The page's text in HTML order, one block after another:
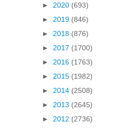
► 2020 (693)
► 2019 (846)
► 2018 (876)
► 2017 (1700)
► 2016 (1763)
► 2015 (1982)
► 2014 (2508)
► 2013 (2645)
► 2012 (2736)